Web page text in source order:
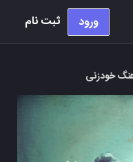
ورود ثبت نام
خودزنی